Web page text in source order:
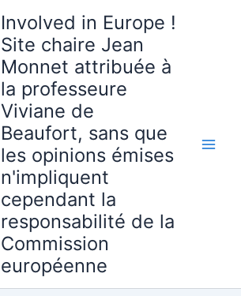
Involved in Europe !
Site chaire Jean
Monnet attribuée à
la professeure
Viviane de
Beaufort, sans que
les opinions émises
n'impliquent
cependant la
responsabilité de la
Commission
européenne